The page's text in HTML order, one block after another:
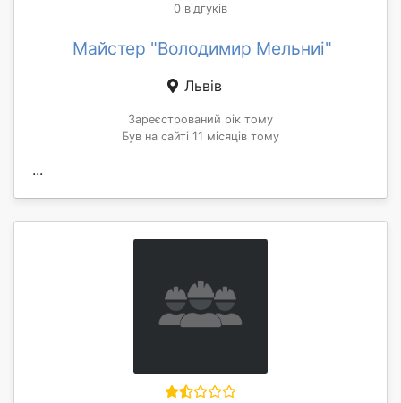
0 відгуків
Майстер "Володимир Мельниі"
Львів
Зареєстрований рік тому
Був на сайті 11 місяців тому
...